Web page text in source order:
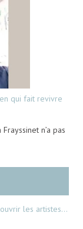
qui fait revivre
n’a pas
les artistes…